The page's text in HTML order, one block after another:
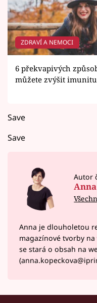
ZDRAVÍ A NEMOCI
6 překvapivých
můžete zvýšit imunitu
Save
Save
Autor
Anna je dlouholetou
magazínové tvorby
se stará o obsah na